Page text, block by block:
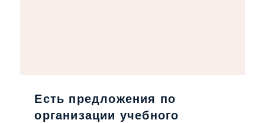
Есть предложения по
организации учебного